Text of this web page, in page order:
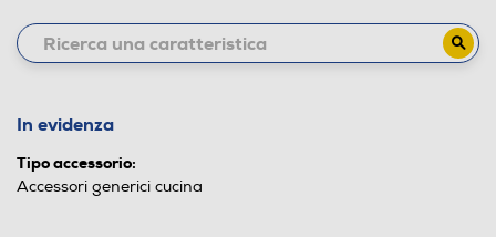
In evidenza
Tipo accessorio:
Accessori generici cucina